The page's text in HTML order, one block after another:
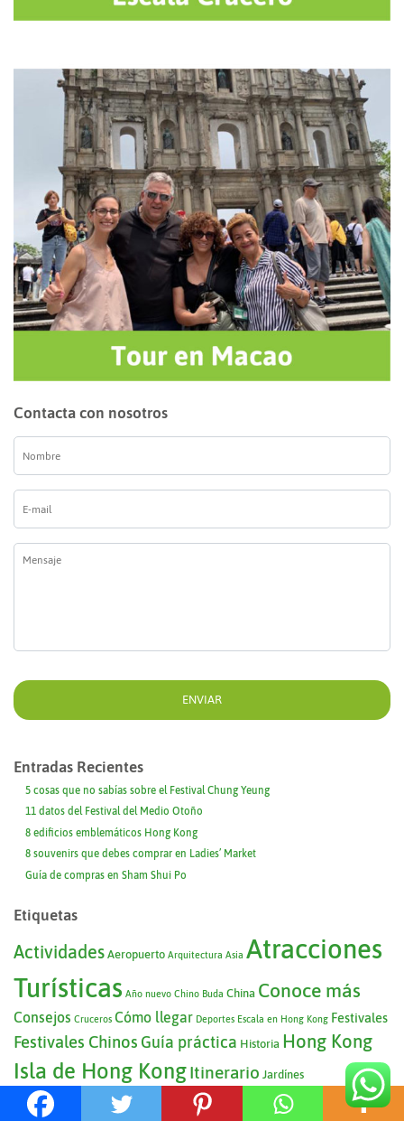
Contacta con nosotros
Nombre
E-
mail
*
Mensaje
Entradas Recientes
5 cosas que no sabías sobre el Festival Chung Yeung
11 datos del Festival del Medio Otoño
8 edificios emblemáticos Hong Kong
8 souvenirs que debes comprar en Ladies’ Market
Guía de compras en Sham Shui Po
Etiquetas
Actividades Aeropuerto Arquitectura Asia Atracciones
Turísticas Año nuevo Chino Buda China Conoce más
Consejos Cruceros Cómo llegar Deportes Escala en Hong Kong Festivales
Festivales Chinos Guía práctica Historia Hong Kong
Isla de Hong KongItinerario Jardínes
Kowloon Lantau Mercado Mercados Parques Qué hacer